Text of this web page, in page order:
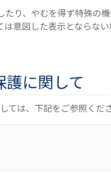
り、やむを得ず特殊の
は意図した表示とならな
に関して
ては、下記をご参照くださ